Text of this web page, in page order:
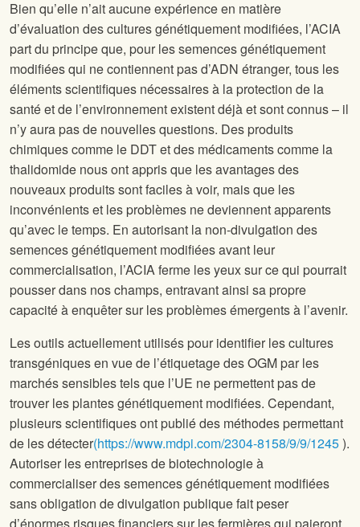
Bien qu’elle n’ait aucune expérience en matière
d’évaluation des cultures génétiquement modifiées, l’ACIA
part du principe que, pour les semences génétiquement
modifiées qui ne contiennent pas d’ADN étranger, tous les
éléments scientifiques nécessaires à la protection de la
santé et de l’environnement existent déjà et sont connus – il
n’y aura pas de nouvelles questions. Des produits
chimiques comme le DDT et des médicaments comme la
thalidomide nous ont appris que les avantages des
nouveaux produits sont faciles à voir, mais que les
inconvénients et les problèmes ne deviennent apparents
qu’avec le temps. En autorisant la non-divulgation des
semences génétiquement modifiées avant leur
commercialisation, l’ACIA ferme les yeux sur ce qui pourrait
pousser dans nos champs, entravant ainsi sa propre
capacité à enquêter sur les problèmes émergents à l’avenir.
Les outils actuellement utilisés pour identifier les cultures
transgéniques en vue de l’étiquetage des OGM par les
marchés sensibles tels que l’UE ne permettent pas de
trouver les plantes génétiquement modifiées. Cependant,
plusieurs scientifiques ont publié des méthodes permettant
de les détecter(https://www.mdpi.com/2304-8158/9/9/1245).
Autoriser les entreprises de biotechnologie à
commercialiser des semences génétiquement modifiées
sans obligation de divulgation publique fait peser